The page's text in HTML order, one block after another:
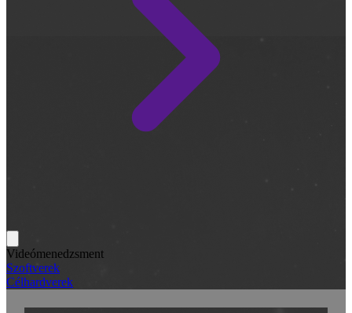
Videómenedzsment
Szoftverek
Célhardverek